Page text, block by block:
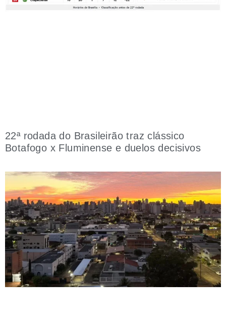
22ª rodada do Brasileirão traz clássico
Botafogo x Fluminense e duelos decisivos